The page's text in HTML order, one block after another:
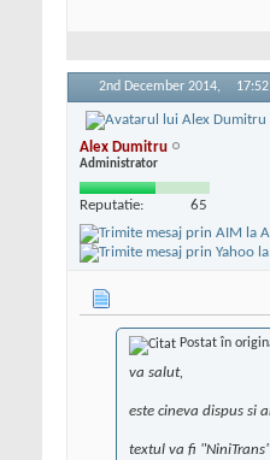
2nd December 2014, 17:52
Alex Dumitru
Administrator
Reputatie: 65
Postat în
va salut,
este cineva dispus si
textul va fi